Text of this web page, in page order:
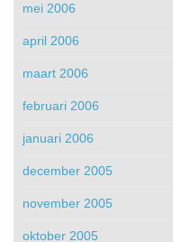
mei 2006
april 2006
maart 2006
februari 2006
januari 2006
december 2005
november 2005
oktober 2005